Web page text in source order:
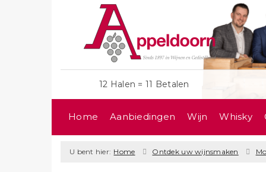
12 Halen = 11 Betalen
Home Aanbiedingen Wijn Whisky
U bent hier: Home Ontdek uw wijnsmaken